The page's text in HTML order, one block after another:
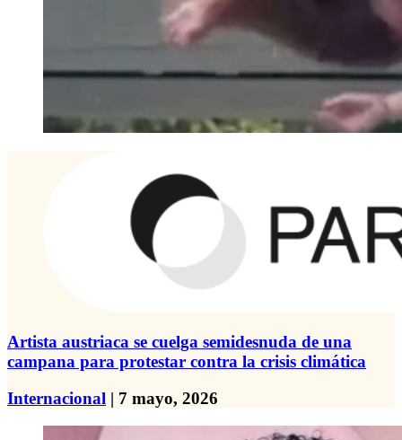
Artista austriaca se cuelga semidesnuda de una
campana para protestar contra la crisis climática
Internacional | 7 mayo, 2026